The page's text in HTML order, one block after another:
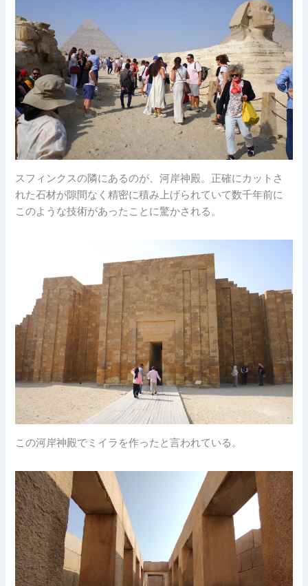
スフィンクスの隣にあるのが、河岸神殿。正確にカットさ
れた石材が隙間なく精密に積み上げられていて数千年前に
このような技術があったことに驚かされる。
この河岸神殿でミイラを作ったと言われている。